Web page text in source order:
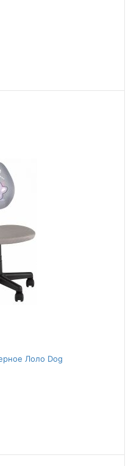
Лоло Dog